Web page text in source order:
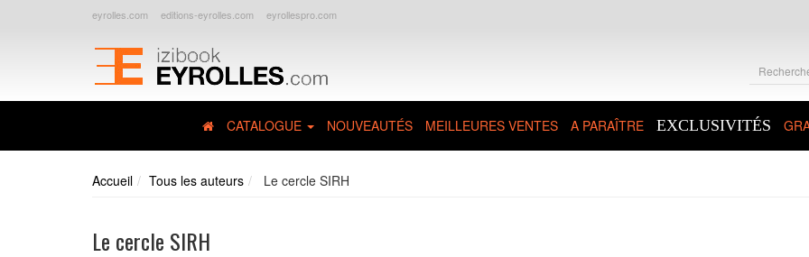
eyrolles.com editions-eyrolles.com eyrollespro.com
CATALOGUE NOUVEAUTÉS MEILLEURES VENTES A PARAÎTRE EXCLUSIVITÉS
Accueil Tous les auteurs Le cercle SIRH
Le cercle SIRH